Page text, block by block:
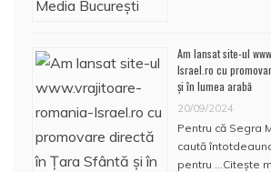
Am lansat site-ul
Israel.ro cu
și în lumea arabă
20/09/2024
Pentru că Segra
caută
pentru … Citește